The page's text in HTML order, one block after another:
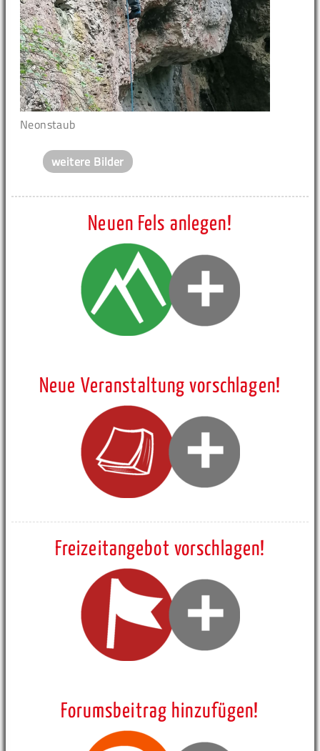
Neonstaub
weitere Bilder
Neuen Fels anlegen!
Neue Veranstaltung vorschlagen!
Freizeitangebot vorschlagen!
Forumsbeitrag hinzufügen!